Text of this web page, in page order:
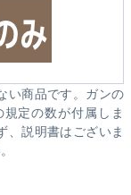
い商品です。ガンの
定の数が付属しま
、説明書はございま